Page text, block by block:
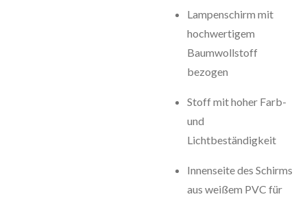
Lampenschirm mit
hochwertigem
Baumwollstoff
bezogen
Stoff mit hoher Farb-
und
Lichtbeständigkeit
Innenseite des Schirms
aus weißem PVC für